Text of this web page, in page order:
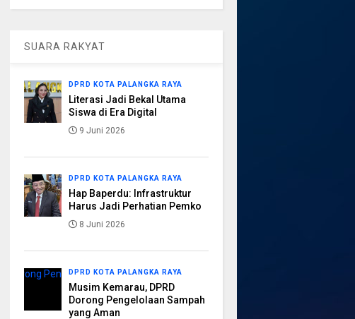
SUARA RAKYAT
DPRD KOTA PALANGKA RAYA
Literasi Jadi Bekal Utama
Siswa di Era Digital
9 Juni 2026
DPRD KOTA PALANGKA RAYA
Hap Baperdu: Infrastruktur
Harus Jadi Perhatian Pemko
8 Juni 2026
DPRD KOTA PALANGKA RAYA
Musim Kemarau, DPRD
Dorong Pengelolaan Sampah
yang Aman